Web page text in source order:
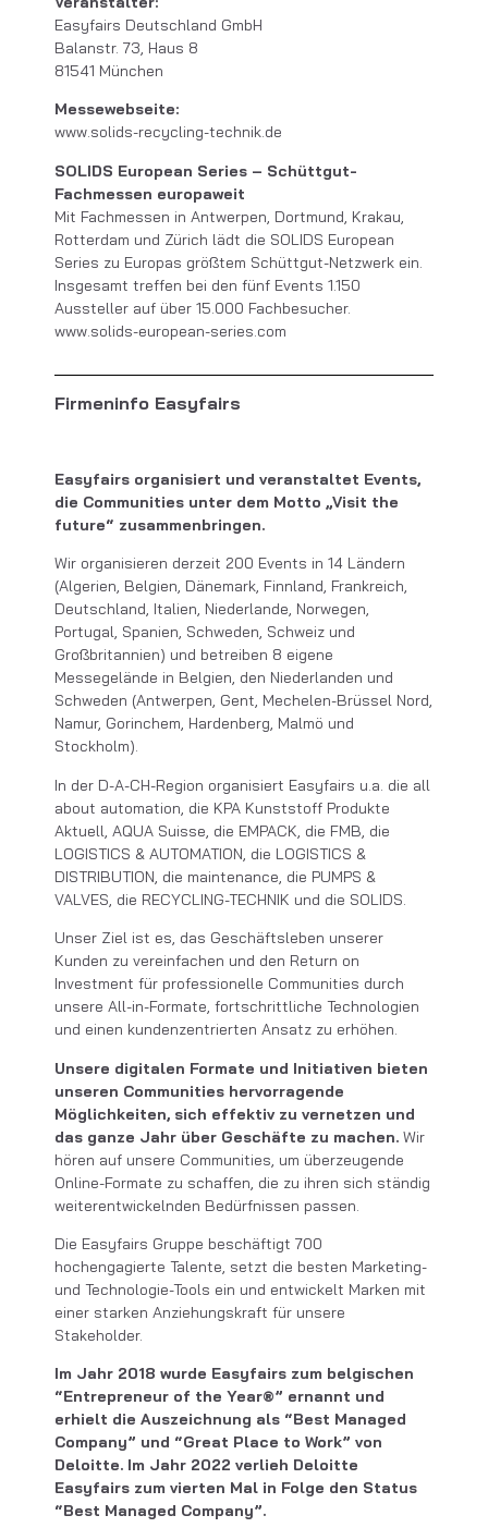
Easyfairs Deutschland GmbH
Balanstr. 73, Haus 8
81541 München
Messewebseite:
www.solids-recycling-technik.de
SOLIDS European Series – Schüttgut-
Fachmessen europaweit
Mit Fachmessen in Antwerpen, Dortmund, Krakau,
Rotterdam und Zürich lädt die SOLIDS European
Series zu Europas größtem Schüttgut-Netzwerk ein.
Insgesamt treffen bei den fünf Events 1.150
Aussteller auf über 15.000 Fachbesucher.
www.solids-european-series.com
Firmeninfo Easyfairs
Easyfairs organisiert und veranstaltet Events,
die Communities unter dem Motto „Visit the
future“ zusammenbringen.
Wir organisieren derzeit 200 Events in 14 Ländern
(Algerien, Belgien, Dänemark, Finnland, Frankreich,
Deutschland, Italien, Niederlande, Norwegen,
Portugal, Spanien, Schweden, Schweiz und
Großbritannien) und betreiben 8 eigene
Messegelände in Belgien, den Niederlanden und
Schweden (Antwerpen, Gent, Mechelen-Brüssel Nord,
Namur, Gorinchem, Hardenberg, Malmö und
Stockholm).
In der D-A-CH-Region organisiert Easyfairs u.a. die all
about automation, die KPA Kunststoff Produkte
Aktuell, AQUA Suisse, die EMPACK, die FMB, die
LOGISTICS & AUTOMATION, die LOGISTICS &
DISTRIBUTION, die maintenance, die PUMPS &
VALVES, die RECYCLING-TECHNIK und die SOLIDS.
Unser Ziel ist es, das Geschäftsleben unserer
Kunden zu vereinfachen und den Return on
Investment für professionelle Communities durch
unsere All-in-Formate, fortschrittliche Technologien
und einen kundenzentrierten Ansatz zu erhöhen.
Unsere digitalen Formate und Initiativen bieten
unseren Communities hervorragende
Möglichkeiten, sich effektiv zu vernetzen und
das ganze Jahr über Geschäfte zu machen. Wir
hören auf unsere Communities, um überzeugende
Online-Formate zu schaffen, die zu ihren sich ständig
weiterentwickelnden Bedürfnissen passen.
Die Easyfairs Gruppe beschäftigt 700
hochengagierte Talente, setzt die besten Marketing-
und Technologie-Tools ein und entwickelt Marken mit
einer starken Anziehungskraft für unsere
Stakeholder.
Im Jahr 2018 wurde Easyfairs zum belgischen
“Entrepreneur of the Year®” ernannt und
erhielt die Auszeichnung als “Best Managed
Company” und “Great Place to Work” von
Deloitte. Im Jahr 2022 verlieh Deloitte
Easyfairs zum vierten Mal in Folge den Status
“Best Managed Company”.